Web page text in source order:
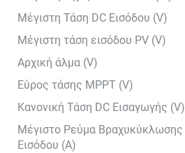
Μέγιστη Τάση DC Εισόδου (V)
Μέγιστη τάση εισόδου PV (V)
Αρχική άλμα (V)
Εύρος τάσης MPPT (V)
Κανονική Τάση DC Εισαγωγής (V)
Μέγιστο Ρεύμα Βραχυκύκλωσης
Εισόδου (A)